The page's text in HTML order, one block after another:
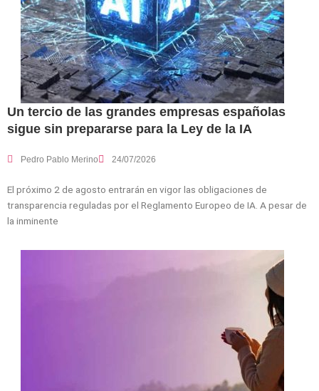
Un tercio de las grandes empresas españolas
sigue sin prepararse para la Ley de la IA
Pedro Pablo Merino 24/07/2026
El próximo 2 de agosto entrarán en vigor las obligaciones de
transparencia reguladas por el Reglamento Europeo de IA. A pesar de
la inminente